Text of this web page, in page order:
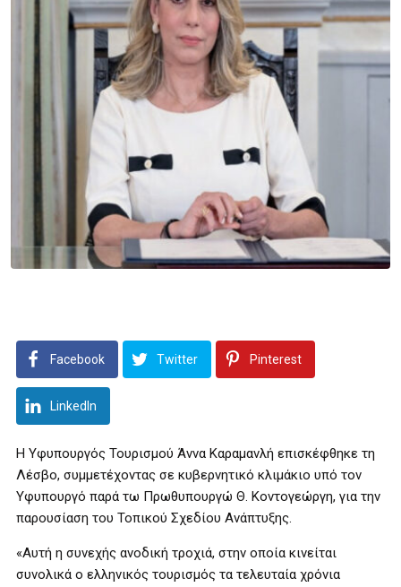
Facebook Twitter Pinterest
LinkedIn
Η Υφυπουργός Τουρισμού Άννα Καραμανλή επισκέφθηκε τη
Λέσβο, συμμετέχοντας σε κυβερνητικό κλιμάκιο υπό τον
Υφυπουργό παρά τω Πρωθυπουργώ Θ. Κοντογεώργη, για την
παρουσίαση του Τοπικού Σχεδίου Ανάπτυξης.
«Αυτή η συνεχής ανοδική τροχιά, στην οποία κινείται
συνολικά ο ελληνικός τουρισμός τα τελευταία χρόνια